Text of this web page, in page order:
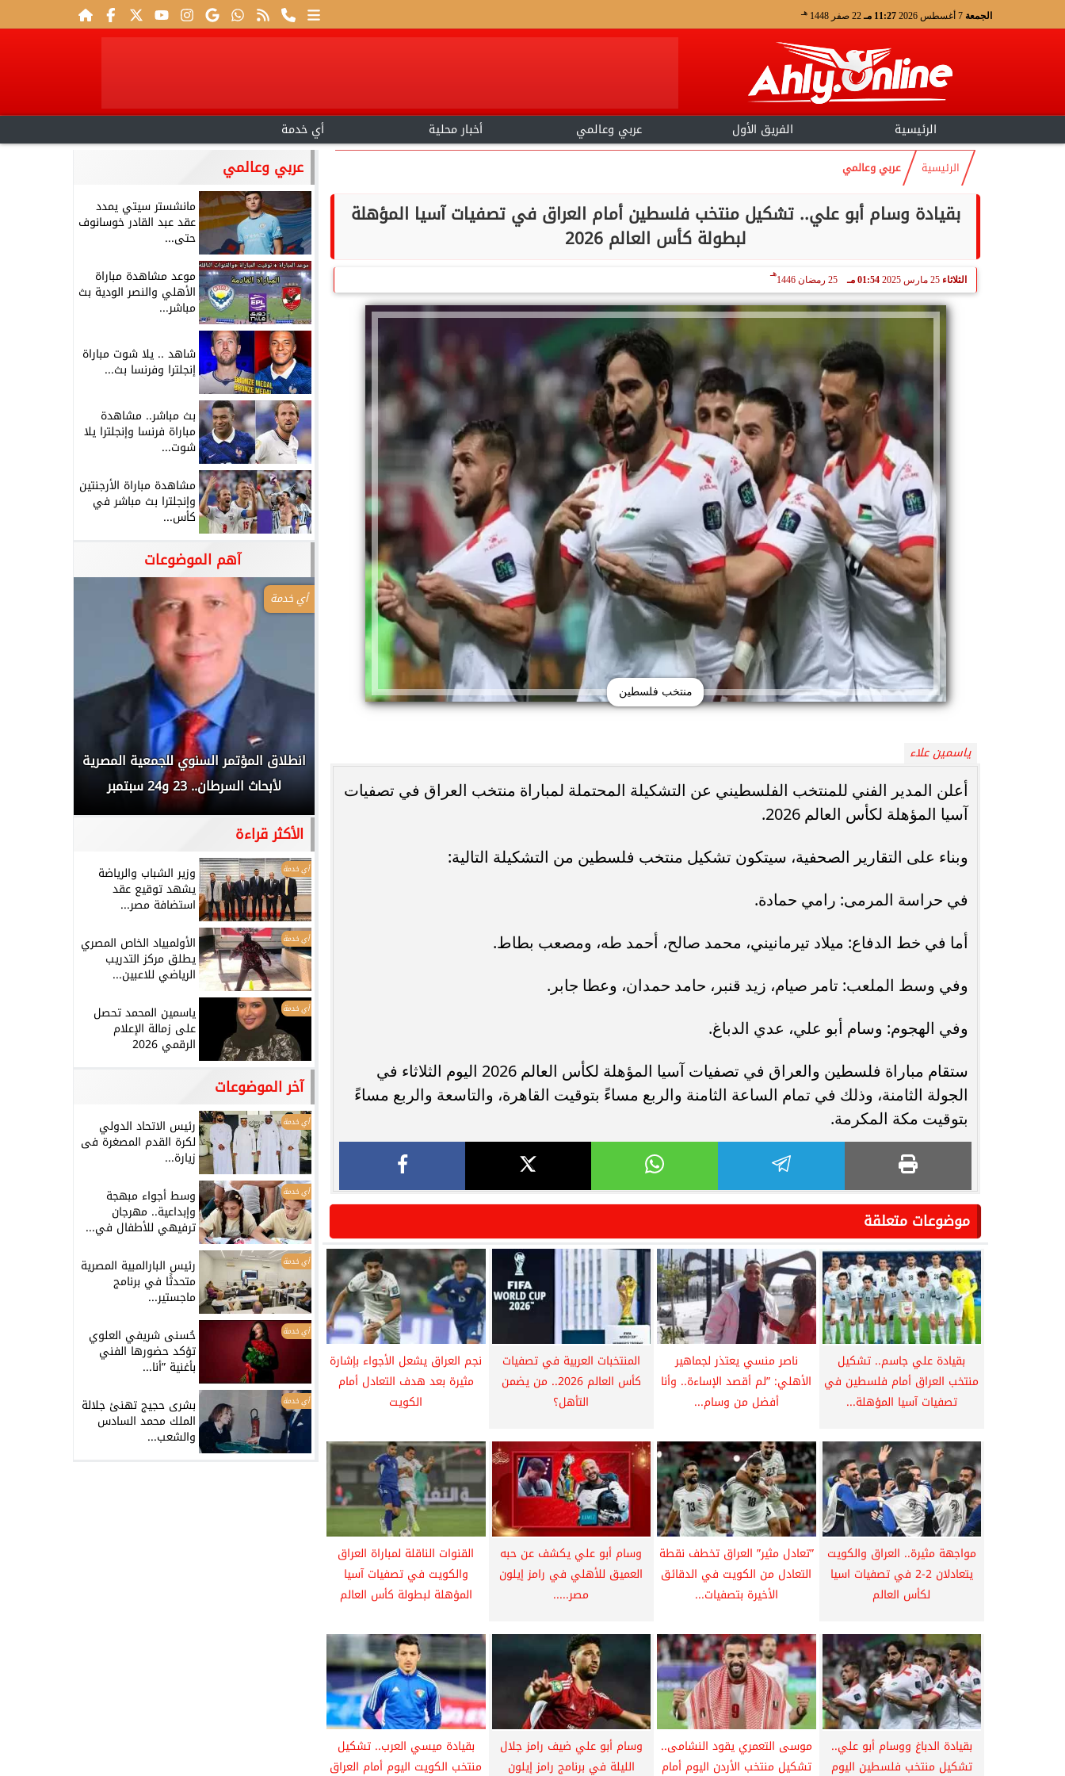
الجمعة 11:27 مـ 22 صفر 1448 هـ
الرئيسية الفريق الأول عربي وعالمي أخبار محلية أي خدمة
الرئيسية عربي وعالمي
بقيادة وسام أبو علي.. تشكيل منتخب فلسطين أمام العراق في تصفيات آسيا المؤهلة
لبطولة كأس العالم 2026
الثلاثاء 25 مارس 2025 01:54 مـ 25 رمضان 1446
هـ
منتخب فلسطين
ياسمين علاء
أعلن المدير الفني للمنتخب الفلسطيني عن التشكيلة المحتملة لمباراة منتخب العراق في تصفيات
آسيا المؤهلة لكأس العالم 2026.
وبناء على التقارير الصحفية، سيتكون تشكيل منتخب فلسطين من التشكيلة التالية:
في حراسة المرمى: رامي حمادة.
أما في خط الدفاع: ميلاد تيرمانيني، محمد صالح، أحمد طه، ومصعب بطاط.
وفي وسط الملعب: تامر صيام، زيد قنبر، حامد حمدان، وعطا جابر.
وفي الهجوم: وسام أبو علي، عدي الدباغ.
ستقام مباراة فلسطين والعراق في تصفيات آسيا المؤهلة لكأس العالم 2026 اليوم الثلاثاء في
الجولة الثامنة، وذلك في تمام الساعة الثامنة والربع مساءً بتوقيت القاهرة، والتاسعة والربع مساءً
بتوقيت مكة المكرمة.
موضوعات متعلقة
بقيادة علي جاسم.. تشكيل
منتخب العراق أمام فلسطين في
تصفيات آسيا المؤهلة...
ناصر منسي يعتذر لجماهير
الأهلي: ”لم أقصد الإساءة.. وأنا
أفضل من وسام...
المنتخبات العربية في تصفيات
كأس العالم 2026.. من يضمن
التأهل؟
نجم العراق يشعل الأجواء بإشارة
مثيرة بعد هدف التعادل أمام
الكويت
مواجهة مثيرة.. العراق والكويت
يتعادلان 2-2 في تصفيات اسيا
لكأس العالم
”تعادل مثير” العراق تخطف نقطة
التعادل من الكويت في الدقائق
الأخيرة بتصفيات...
وسام أبو علي يكشف عن حبه
العميق للأهلي في رامز إيلون
مصر.....
القنوات الناقلة لمباراة العراق
والكويت في تصفيات آسيا
المؤهلة لبطولة كأس العالم
بقيادة الدباغ ووسام أبو علي..
تشكيل منتخب فلسطين اليوم
موسى التعمري يقود النشامى..
تشكيل منتخب الأردن اليوم أمام
وسام أبو علي ضيف رامز جلال
الليلة في برنامج رامز إيلون
بقيادة ميسي العرب.. تشكيل
منتخب الكويت اليوم أمام العراق
عربي وعالمي
مانشستر سيتي يمدد
عقد عبد القادر خوسانوف
حتى...
موعد مشاهدة مباراة
الأهلي والنصر الودية بث
مباشر...
شاهد .. يلا شوت مباراة
إنجلترا وفرنسا بث...
بث مباشر.. مشاهدة
مباراة فرنسا وإنجلترا يلا
شوت...
مشاهدة مباراة الأرجنتين
وإنجلترا بث مباشر في
كأس...
آهم الموضوعات
انغام تختار جدة محطة اولى لتدشين
البومها
مصر تكتب التاريخ.. فريق “حلم” يفوز بكأس
بطولة Genuine Cup العالمية لكرة...
أوبو تطلق سلسلة رينو 16 في المملكة
العربية السعودية بتصميم لافت وقدرات...
أي خدمة
انطلاق المؤتمر السنوي للجمعية المصرية
لأبحاث السرطان.. 23 و24 سبتمبر
الأكثر قراءة
أي خدمة وزير الشباب والرياضة
يشهد توقيع عقد
استضافة مصر...
أي خدمة الأولمبياد الخاص المصري
يطلق مركز التدريب
الرياضي للاعبين...
أي خدمة ياسمين المحمد تحصل
على زمالة الإعلام
الرقمي 2026
آخر الموضوعات
أي خدمة رئيس الاتحاد الدولي
لكرة القدم المصغرة فى
زيارة...
أي خدمة وسط أجواء مبهجة
وإبداعية.. مهرجان
ترفيهي للأطفال في...
أي خدمة رئيس البارالمبية المصرية
متحدثًا في برنامج
ماجستير...
أي خدمة حُسنى شريفي العلوي
تؤكد حضورها الفني
بأغنية ”أنا...
أي خدمة بشرى حجيج تهنئ جلالة
الملك محمد السادس
والشعب...